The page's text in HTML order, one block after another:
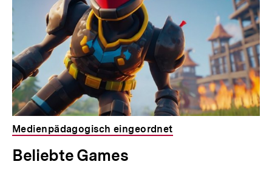
Medienpädagogisch eingeordnet
Beliebte Games